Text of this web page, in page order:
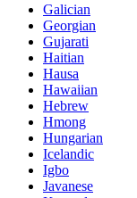
Galician
Georgian
Gujarati
Haitian
Hausa
Hawaiian
Hebrew
Hmong
Hungarian
Icelandic
Igbo
Javanese